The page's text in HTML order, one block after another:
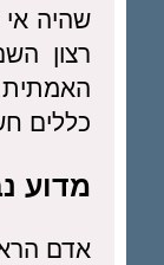
שהיה אי
רצון
האמתית.
כללים
מדוע
אדם